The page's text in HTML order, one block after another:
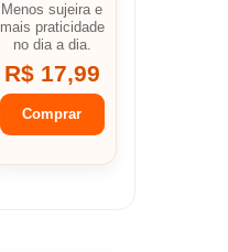
Menos sujeira e
mais praticidade
no dia a dia.
R$ 17,99
Comprar